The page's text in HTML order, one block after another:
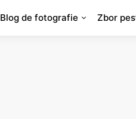
Blog de fotografie Zbor